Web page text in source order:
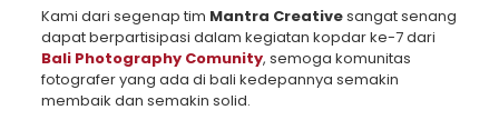
Kami dari segenap tim Mantra Creativesangat senang
dapat berpartisipasi dalam kegiatan kopdar ke-7 dari
Bali Photography Comunity, semoga komunitas
fotografer yang ada di bali kedepannya semakin
membaik dan semakin solid.